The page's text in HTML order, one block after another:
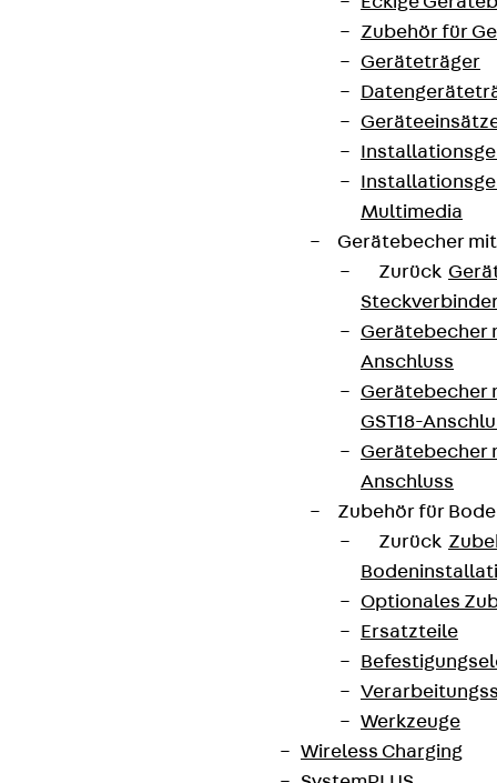
Zubehör für
Geräteträger
Multimedia
Gerätebecher
Zurück
Gerätebecher
Anschluss
Gerätebecher
GST18-
Gerätebecher
Anschluss
Zubehör für
Zurück
Optionales
Ersatzteile
Werkzeuge
Wireless Charging